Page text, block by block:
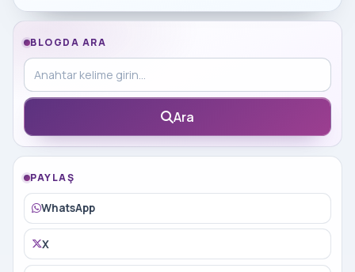
BLOGDA ARA
Blog içinde ara
Ara
PAYLAŞ
WhatsApp
X